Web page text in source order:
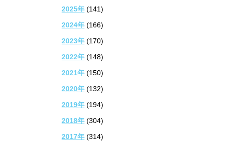
2025年 (141)
2024年 (166)
2023年 (170)
2022年 (148)
2021年 (150)
2020年 (132)
2019年 (194)
2018年 (304)
2017年 (314)